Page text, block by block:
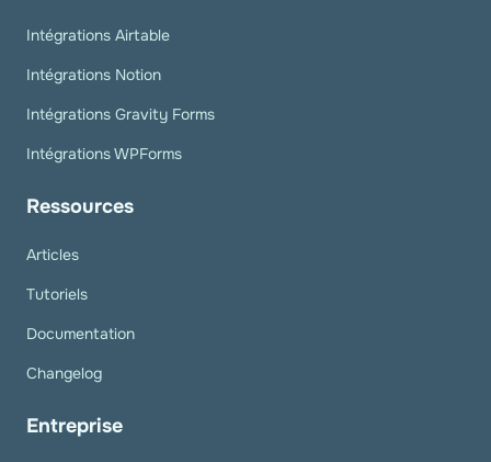
Intégrations Airtable
Intégrations Notion
Intégrations Gravity Forms
Intégrations WPForms
Ressources
Articles
Tutoriels
Documentation
Changelog
Entreprise